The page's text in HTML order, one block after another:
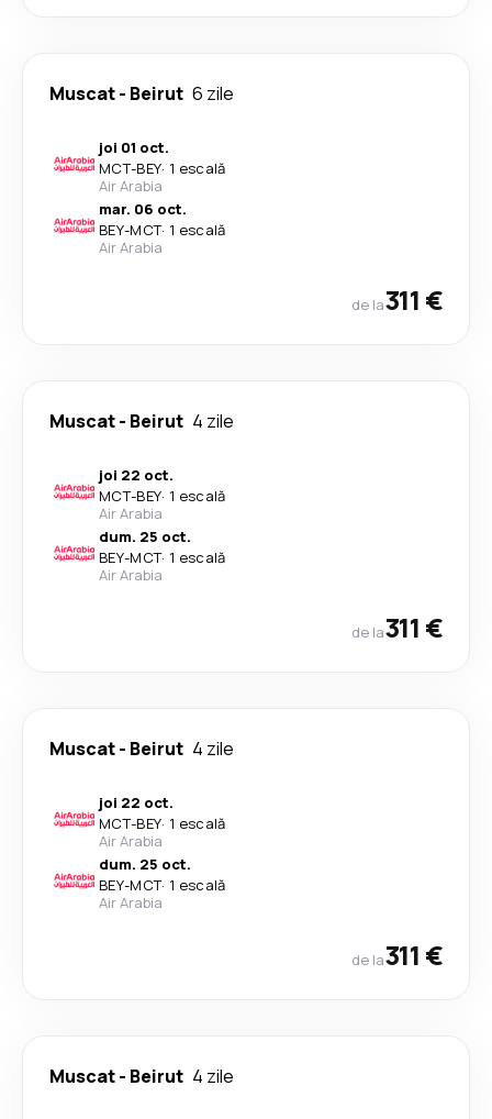
Muscat- Beirut 6 zile
joi 01 oct.
MCT-BEY· 1 escală
Air Arabia
mar. 06 oct.
BEY-MCT· 1 escală
Air Arabia
de la311 €
Muscat- Beirut 4 zile
joi 22 oct.
MCT-BEY· 1 escală
Air Arabia
dum. 25 oct.
BEY-MCT· 1 escală
Air Arabia
de la311 €
Muscat- Beirut 4 zile
joi 22 oct.
MCT-BEY· 1 escală
Air Arabia
dum. 25 oct.
BEY-MCT· 1 escală
Air Arabia
de la311 €
Muscat- Beirut 4 zile